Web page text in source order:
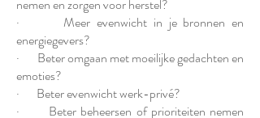
nemen en zorgen voor herstel?
· Meer evenwicht in je bronnen en
energiegevers?
· Beter omgaan met moeilijke gedachten en
emoties?
· Beter evenwicht werk-privé?
· Beter beheersen of prioriteiten nemen